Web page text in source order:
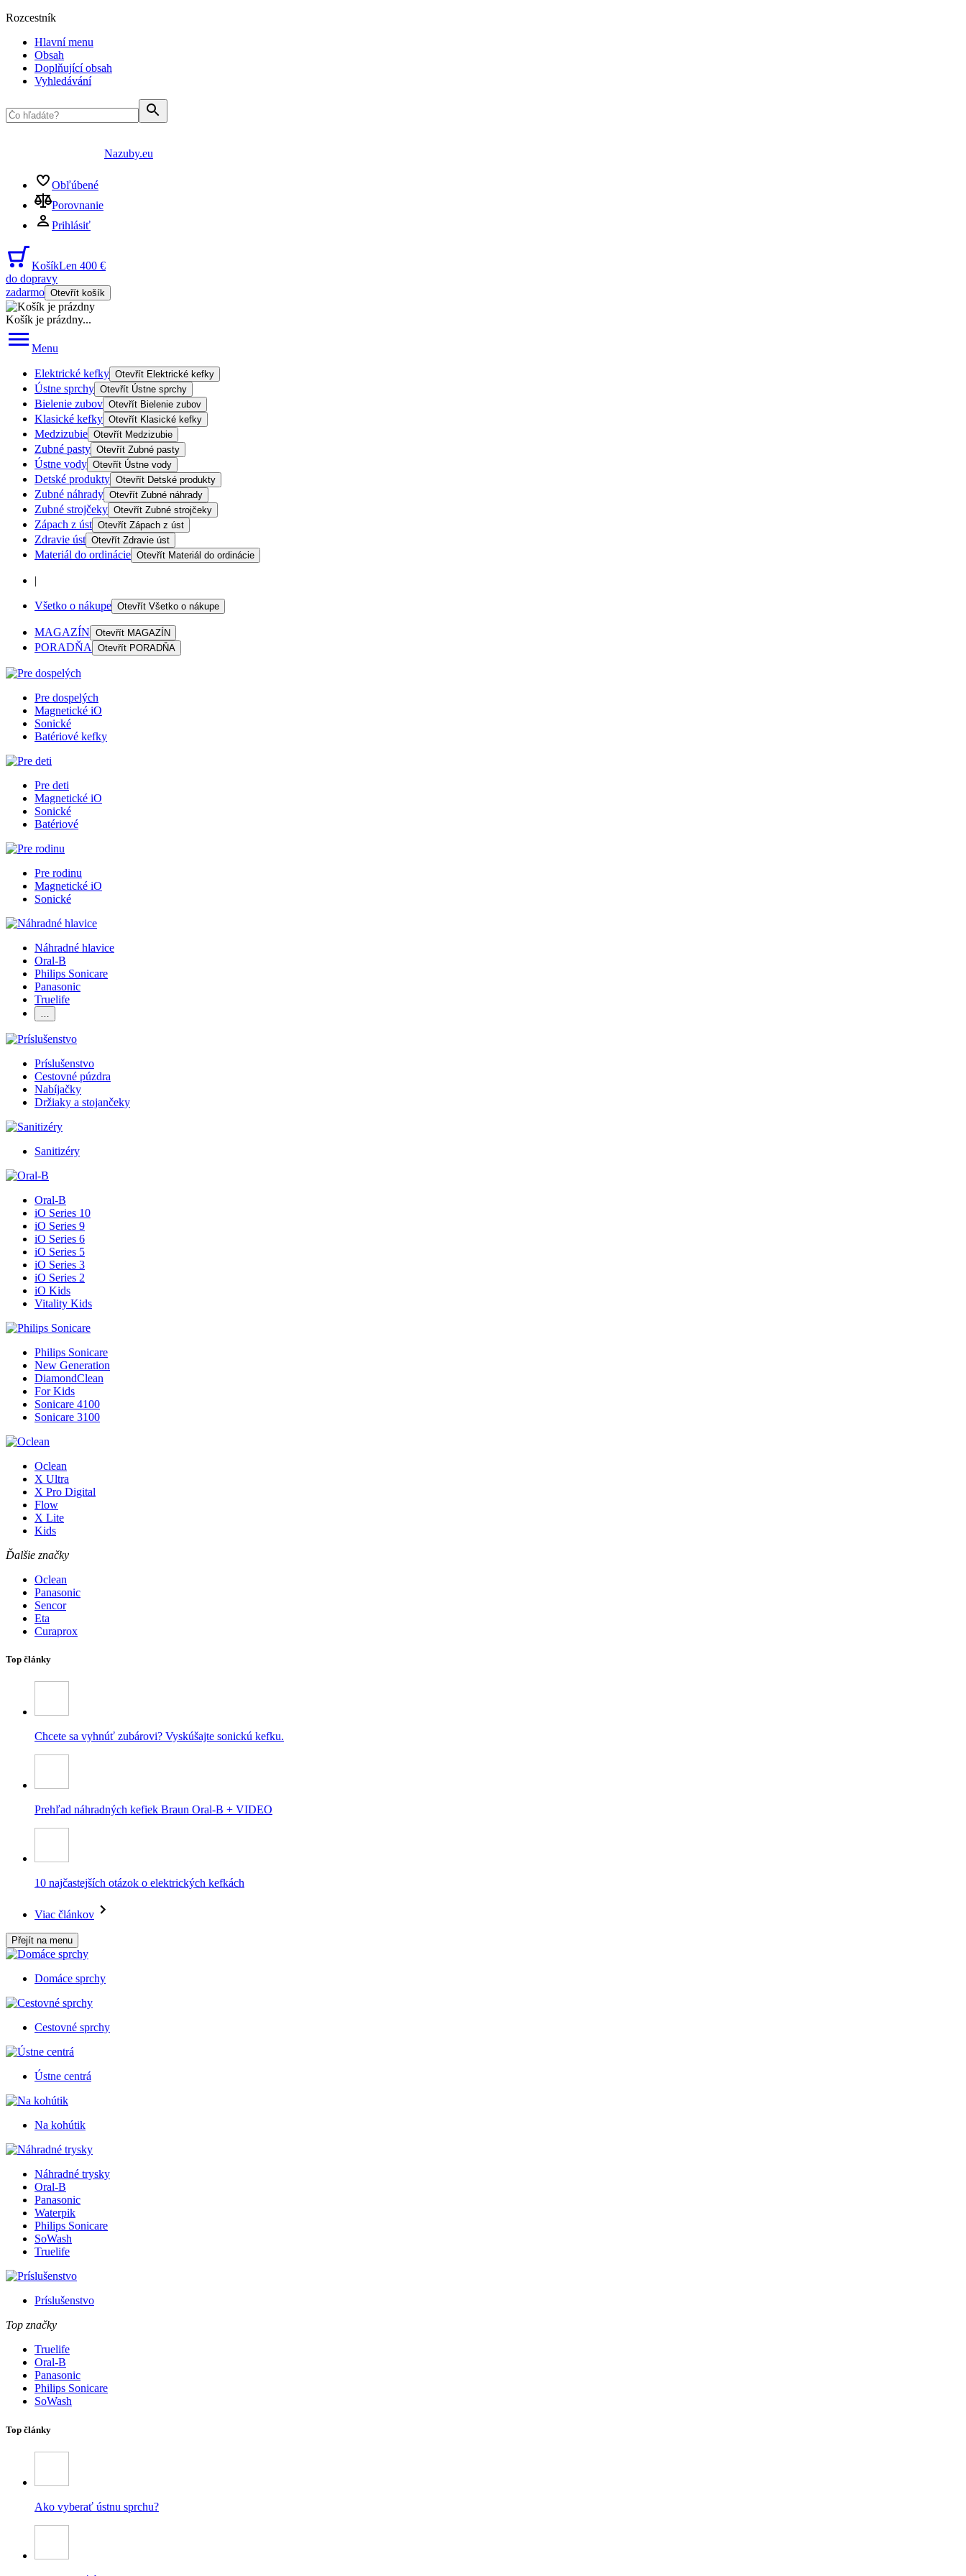
Rozcestník
Hlavní menu
Obsah
Doplňující obsah
Vyhledávání
Nazuby.eu
Obľúbené
Porovnanie
Prihlásiť
KošíkLen 400 €
do dopravy
zadarmo Otevřít košík
Košík je prázdny...
Menu
Elektrické kefky Otevřít Elektrické kefky
Ústne sprchy Otevřít Ústne sprchy
Bielenie zubov Otevřít Bielenie zubov
Klasické kefky Otevřít Klasické kefky
Medzizubie Otevřít Medzizubie
Zubné pasty Otevřít Zubné pasty
Ústne vody Otevřít Ústne vody
Detské produkty Otevřít Detské produkty
Zubné náhrady Otevřít Zubné náhrady
Zubné strojčeky Otevřít Zubné strojčeky
Zápach z úst Otevřít Zápach z úst
Zdravie úst Otevřít Zdravie úst
Materiál do ordinácie Otevřít Materiál do ordinácie
|
Všetko o nákupe Otevřít Všetko o nákupe
MAGAZÍN Otevřít MAGAZÍN
PORADŇA Otevřít PORADŇA
Pre dospelých
Magnetické iO
Sonické
Batériové kefky
Pre deti
Magnetické iO
Sonické
Batériové
Pre rodinu
Magnetické iO
Sonické
Náhradné hlavice
Oral-B
Philips Sonicare
Panasonic
Truelife
…
Príslušenstvo
Cestovné púzdra
Nabíjačky
Držiaky a stojančeky
Sanitizéry
Oral-B
iO Series 10
iO Series 9
iO Series 6
iO Series 5
iO Series 3
iO Series 2
iO Kids
Vitality Kids
Philips Sonicare
New Generation
DiamondClean
For Kids
Sonicare 4100
Sonicare 3100
Oclean
X Ultra
X Pro Digital
Flow
X Lite
Kids
Ďalšie značky
Oclean
Panasonic
Sencor
Eta
Curaprox
Top články
Chcete sa vyhnúť zubárovi? Vyskúšajte sonickú kefku.
Prehľad náhradných kefiek Braun Oral-B + VIDEO
10 najčastejších otázok o elektrických kefkách
Viac článkov
Přejít na menu
Domáce sprchy
Cestovné sprchy
Ústne centrá
Na kohútik
Náhradné trysky
Oral-B
Panasonic
Waterpik
Philips Sonicare
SoWash
Truelife
Príslušenstvo
Top značky
Truelife
Oral-B
Panasonic
Philips Sonicare
SoWash
Top články
Ako vyberať ústnu sprchu?